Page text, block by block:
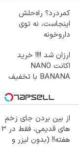
کمردرد؟ راه‌حلش
اینجاست، نه توی
داروخونه
ارزان شد !!!! خرید
اکانت NANO
BANANA با تخفیف
از بین بردن جای زخم
های قدیمی، فقط در 3
هفته!! (بدون لیزر و